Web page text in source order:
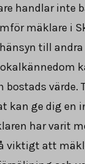
handlar inte
mäklare i
till andra
bostads värde.
kan ge dig en
har varit
viktigt att